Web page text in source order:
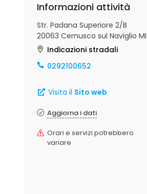
Informazioni attività
Str. Padana Superiore 2/B
20063 Cernusco sul Naviglio MI
Indicazioni stradali
0292100652
Visita il Sito web
Aggiorna i dati
Orari e servizi potrebbero
variare